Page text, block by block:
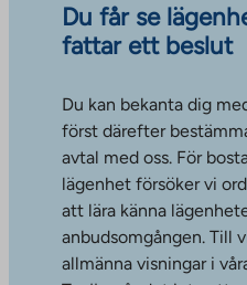
Du får se
fattar ett beslut
Du kan bekanta dig
först därefter
avtal med oss. För
lägenhet försöker vi
att lära känna
anbudsomgången. Till
allmänna visningar i